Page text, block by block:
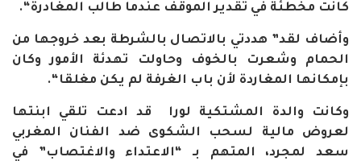
كانت مخطئة في تقدير الموقف عندما طالب المغادرة“.
وأضاف لقد” هددتي بالاتصال بالشرطة بعد خروجها من
الحمام وشعرت بالخوف وحاولت تهدئة الأمور وكان
بإمكانها المغاردة لأن باب الغرفة لم يكن مغلقا“.
وكانت والدة المشتكية لورا قد ادعت تلقي ابنتها
لعروض مالية لسحب الشكوى ضد الفنان المغربي
سعد لمجرد، المتهم بـ “الاعتداء والاغتصاب” في